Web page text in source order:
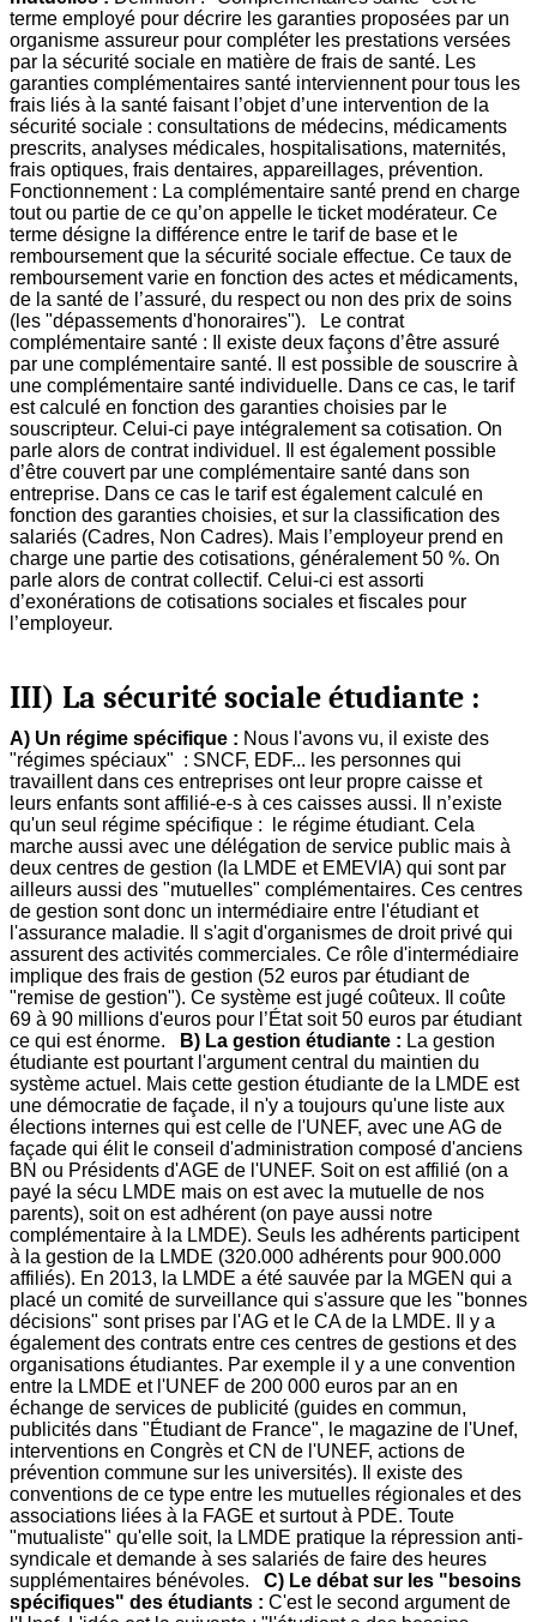
terme employé pour décrire les garanties proposées par un
organisme assureur pour compléter les prestations versées
par la sécurité sociale en matière de frais de santé. Les
garanties complémentaires santé interviennent pour tous les
frais liés à la santé faisant l’objet d’une intervention de la
sécurité sociale : consultations de médecins, médicaments
prescrits, analyses médicales, hospitalisations, maternités,
frais optiques, frais dentaires, appareillages, prévention.
Fonctionnement : La complémentaire santé prend en charge
tout ou partie de ce qu’on appelle le ticket modérateur. Ce
terme désigne la différence entre le tarif de base et le
remboursement que la sécurité sociale effectue. Ce taux de
remboursement varie en fonction des actes et médicaments,
de la santé de l’assuré, du respect ou non des prix de soins
(les "dépassements d'honoraires"). Le contrat
complémentaire santé : Il existe deux façons d’être assuré
par une complémentaire santé. Il est possible de souscrire à
une complémentaire santé individuelle. Dans ce cas, le tarif
est calculé en fonction des garanties choisies par le
souscripteur. Celui-ci paye intégralement sa cotisation. On
parle alors de contrat individuel. Il est également possible
d’être couvert par une complémentaire santé dans son
entreprise. Dans ce cas le tarif est également calculé en
fonction des garanties choisies, et sur la classification des
salariés (Cadres, Non Cadres). Mais l’employeur prend en
charge une partie des cotisations, généralement 50 %. On
parle alors de contrat collectif. Celui-ci est assorti
d’exonérations de cotisations sociales et fiscales pour
l’employeur.
III) La sécurité sociale étudiante :
A) Un régime spécifique : Nous l'avons vu, il existe des
"régimes spéciaux" : SNCF, EDF... les personnes qui
travaillent dans ces entreprises ont leur propre caisse et
leurs enfants sont affilié-e-s à ces caisses aussi. Il n’existe
qu'un seul régime spécifique : le régime étudiant. Cela
marche aussi avec une délégation de service public mais à
deux centres de gestion (la LMDE et EMEVIA) qui sont par
ailleurs aussi des "mutuelles" complémentaires. Ces centres
de gestion sont donc un intermédiaire entre l'étudiant et
l'assurance maladie. Il s'agit d'organismes de droit privé qui
assurent des activités commerciales. Ce rôle d'intermédiaire
implique des frais de gestion (52 euros par étudiant de
"remise de gestion"). Ce système est jugé coûteux. Il coûte
69 à 90 millions d'euros pour l’État soit 50 euros par étudiant
ce qui est énorme.
B) La gestion étudiante : La gestion
étudiante est pourtant l'argument central du maintien du
système actuel. Mais cette gestion étudiante de la LMDE est
une démocratie de façade, il n'y a toujours qu'une liste aux
élections internes qui est celle de l'UNEF, avec une AG de
façade qui élit le conseil d'administration composé d'anciens
BN ou Présidents d'AGE de l'UNEF. Soit on est affilié (on a
payé la sécu LMDE mais on est avec la mutuelle de nos
parents), soit on est adhérent (on paye aussi notre
complémentaire à la LMDE). Seuls les adhérents participent
à la gestion de la LMDE (320.000 adhérents pour 900.000
affiliés). En 2013, la LMDE a été sauvée par la MGEN qui a
placé un comité de surveillance qui s'assure que les "bonnes
décisions" sont prises par l'AG et le CA de la LMDE. Il y a
également des contrats entre ces centres de gestions et des
organisations étudiantes. Par exemple il y a une convention
entre la LMDE et l'UNEF de 200 000 euros par an en
échange de services de publicité (guides en commun,
publicités dans "Étudiant de France", le magazine de l'Unef,
interventions en Congrès et CN de l'UNEF, actions de
prévention commune sur les universités). Il existe des
conventions de ce type entre les mutuelles régionales et des
associations liées à la FAGE et surtout à PDE. Toute
"mutualiste" qu'elle soit, la LMDE pratique la répression anti-
syndicale et demande à ses salariés de faire des heures
supplémentaires bénévoles. C) Le débat sur les "besoins
spécifiques" des étudiants : C'est le second argument de